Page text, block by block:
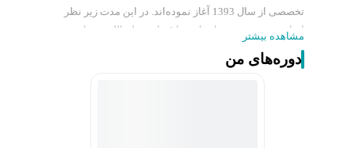
تخصصی از سال 1393 آغاز نموده‌اند. در این مدت زیر نظر
اساتید برجسته چون استاد نیما قربانی، ولی‌الله رمضانی،
حسن حمیدپور و … در رویکردهای مختلفی چون طرحواره
درمانی، رویکرد رفتاری، واقعیت درمانی، روانپویشی،
مشاهده بیشتر
دوره‌های من